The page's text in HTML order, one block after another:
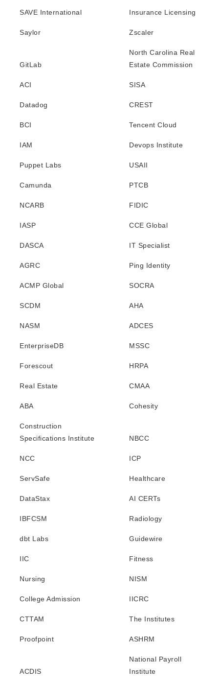
SAVE International Insurance Licensing
Saylor Zscaler
GitLab
North Carolina Real
Estate Commission
ACI SISA
Datadog CREST
BCI Tencent Cloud
IAM Devops Institute
Puppet Labs USAII
Camunda PTCB
NCARB FIDIC
IASP CCE Global
DASCA IT Specialist
AGRC Ping Identity
ACMP Global SOCRA
SCDM AHA
NASM ADCES
EnterpriseDB MSSC
Forescout HRPA
Real Estate CMAA
ABA Cohesity
Construction
Specifications Institute
NBCC
NCC ICP
ServSafe Healthcare
DataStax AI CERTs
IBFCSM Radiology
dbt Labs Guidewire
IIC Fitness
Nursing NISM
College Admission IICRC
CTTAM The Institutes
Proofpoint ASHRM
ACDIS
National Payroll
Institute